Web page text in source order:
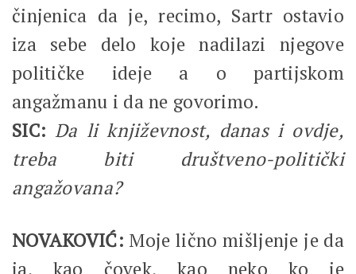
činjenica da je, recimo, Sartr ostavio
iza sebe delo koje nadilazi njegove
političke ideje a o partijskom
angažmanu i da ne govorimo.
SIC: Da li književnost, danas i ovdje,
treba biti društveno-politički
angažovana?
NOVAKOVIĆ: Moje lično mišljenje je da
ja, kao čovek, kao neko ko je